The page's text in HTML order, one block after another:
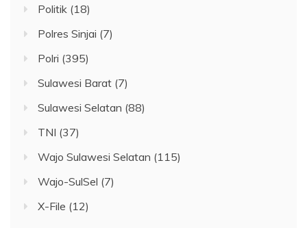
Politik (18)
Polres Sinjai (7)
Polri (395)
Sulawesi Barat (7)
Sulawesi Selatan (88)
TNI (37)
Wajo Sulawesi Selatan (115)
Wajo-SulSel (7)
X-File (12)